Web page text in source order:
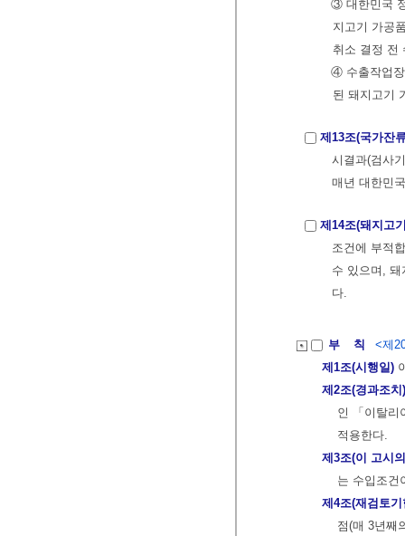
③ 대한민국
지고기 가공
취소 결정 전
④ 수출작업장
된 돼지고기
제13조(국가잔
시결과(검사
매년 대한민
제14조(돼지고
조건에 부적
수 있으며,
다.
부 칙
<제
제1조(시행일)
제2조(경과조치)
인 「이탈리
적용한다.
제3조(이 고시
는 수입조건
제4조(재검토기
점(매 3년째